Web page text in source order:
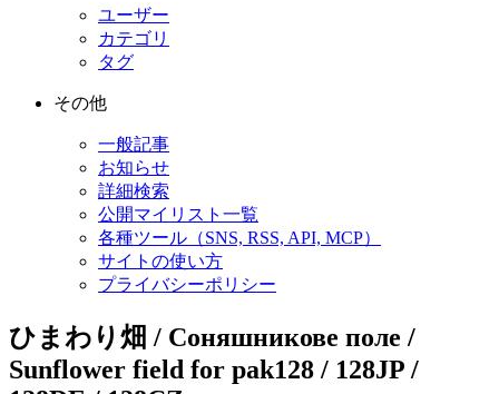
ユーザー
カテゴリ
タグ
その他
一般記事
お知らせ
詳細検索
公開マイリスト一覧
各種ツール（SNS, RSS, API, MCP）
サイトの使い方
プライバシーポリシー
ひまわり畑 / Соняшникове поле /
Sunflower field for pak128 / 128JP /